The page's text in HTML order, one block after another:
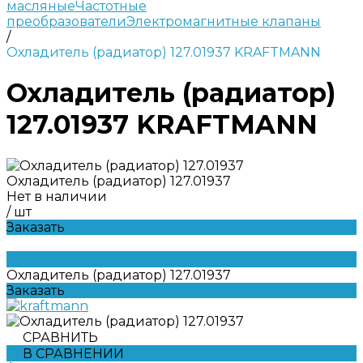
масляныеЧастотные
преобразователиЭлектромагнитные клапаны
/
Охладитель (радиатор) 127.01937 KRAFTMANN
Охладитель (радиатор)
127.01937 KRAFTMANN
Охладитель (радиатор) 127.01937
Нет в наличии
/ шт
Заказать
Охладитель (радиатор) 127.01937
Заказать
СРАВНИТЬ
В СРАВНЕНИИ